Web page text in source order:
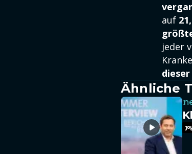
auf
jeder
Ähnliche